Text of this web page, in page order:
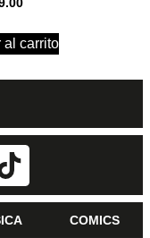
al carrito
COMICS